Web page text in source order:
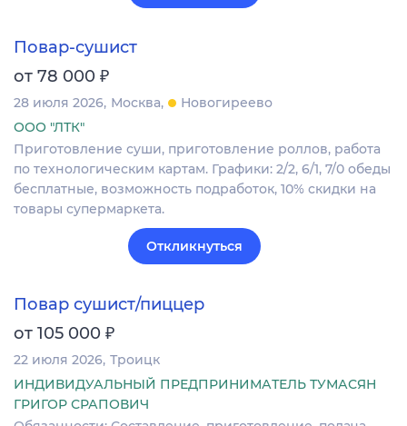
Повар-сушист
от 78 000 ₽
28 июля 2026 Москва
Новогиреево
ООО "ЛТК"
Приготовление суши, приготовление роллов, работа
по технологическим картам. Графики: 2/2, 6/1, 7/0 обеды
бесплатные, возможность подработок, 10% скидки на
товары супермаркета.
Откликнуться
Повар сушист/пиццер
от 105 000 ₽
22 июля 2026 Троицк
ИНДИВИДУАЛЬНЫЙ ПРЕДПРИНИМАТЕЛЬ ТУМАСЯН
ГРИГОР СРАПОВИЧ